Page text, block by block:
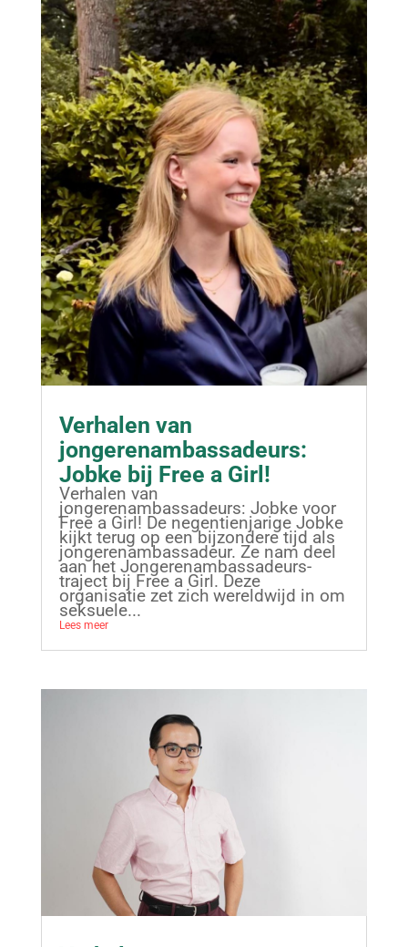
Verhalen van
jongerenambassadeurs:
Jobke bij Free a Girl!
Verhalen van
jongerenambassadeurs: Jobke voor
Free a Girl! De negentienjarige Jobke
kijkt terug op een bijzondere tijd als
jongerenambassadeur. Ze nam deel
aan het Jongerenambassadeurs-
traject bij Free a Girl. Deze
organisatie zet zich wereldwijd in om
seksuele...
Lees meer